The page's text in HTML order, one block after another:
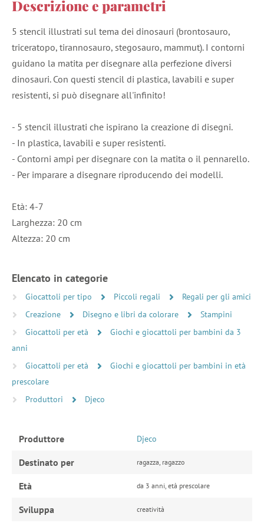
Descrizione e parametri
5 stencil illustrati sul tema dei dinosauri (brontosauro,
triceratopo, tirannosauro, stegosauro, mammut). I contorni
guidano la matita per disegnare alla perfezione diversi
dinosauri. Con questi stencil di plastica, lavabili e super
resistenti, si può disegnare all'infinito!
- 5 stencil illustrati che ispirano la creazione di disegni.
- In plastica, lavabili e super resistenti.
- Contorni ampi per disegnare con la matita o il pennarello.
- Per imparare a disegnare riproducendo dei modelli.
Età: 4-7
Larghezza: 20 cm
Altezza: 20 cm
Elencato in categorie
Giocattoli per tipo Piccoli regali
Regali per gli amici
Creazione
Disegno e libri da colorare
Stampini
Giocattoli per età
Giochi e giocattoli per bambini da 3
anni
Giocattoli per età
Giochi e giocattoli per bambini in età
prescolare
Produttori
Djeco
Produttore Djeco
Destinato per ragazza, ragazzo
Età da 3 anni, età prescolare
Sviluppa creatività